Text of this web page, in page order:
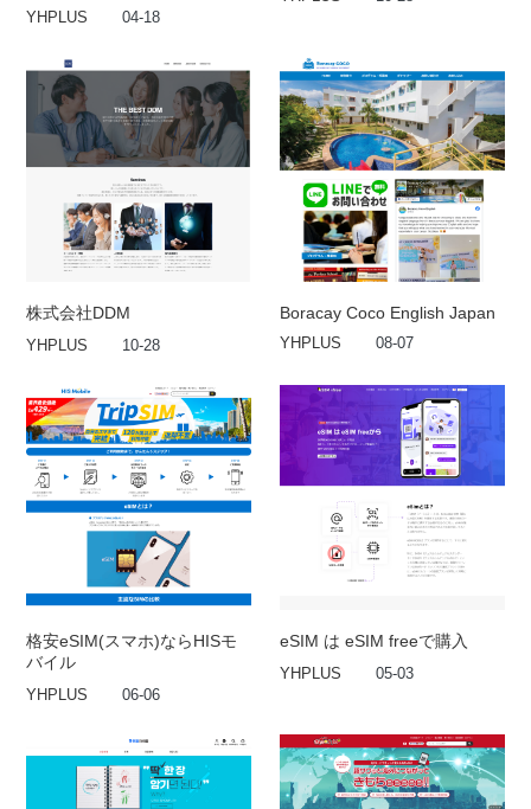
YHPLUS 04-18
株式会社DDM
YHPLUS 10-28
Boracay Coco English Japan
YHPLUS 08-07
格安eSIM(スマホ)ならHISモ
バイル
YHPLUS 06-06
eSIM は eSIM freeで購入
YHPLUS 05-03